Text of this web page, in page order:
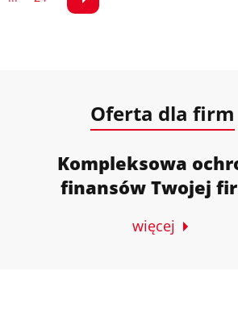
Oferta dla firm
Kompleksowa
finansów Twojej
więcej